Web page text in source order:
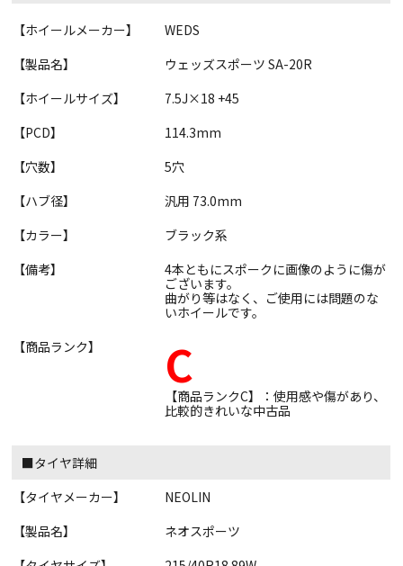
【ホイールメーカー】
WEDS
【製品名】
ウェッズスポーツ SA-20R
【ホイールサイズ】
7.5J×18 +45
【PCD】
114.3mm
【穴数】
5穴
【ハブ径】
汎用 73.0mm
【カラー】
ブラック系
【備考】
4本ともにスポークに画像のように傷が
ございます。
曲がり等はなく、ご使用には問題のな
いホイールです。
【商品ランク】
C
【商品ランクC】：使用感や傷があり、
比較的きれいな中古品
■タイヤ詳細
【タイヤメーカー】
NEOLIN
【製品名】
ネオスポーツ